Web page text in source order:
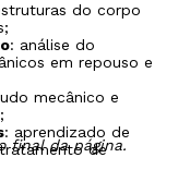
do corpo
: análise do
em repouso e
mecânico e
: aprendizado de
de
final da página.